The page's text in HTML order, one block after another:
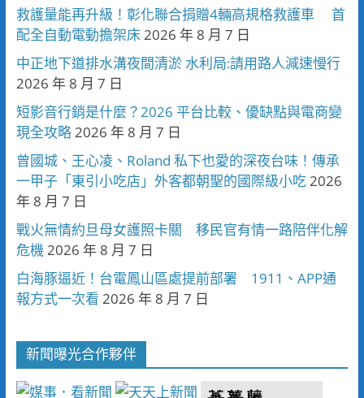
救護量能再升級！彰化聯合捐贈4輛高規格救護車 首
配全自動電動擔架床2026 年 8 月 7 日
中正地下道排水溝夜間清淤 水利局:請用路人減速慢行
2026 年 8 月 7 日
短影音行銷是什麼？2026 平台比較、優缺點與電商變
現全攻略2026 年 8 月 7 日
曾國城、王心凌、Roland 私下也愛的深夜台味！傳承
一甲子「東引小吃店」外客都朝聖的國際級小吃2026
年 8 月 7 日
戰火無情約旦母女護照卡關 移民官有情一路陪伴化解
危機2026 年 8 月 7 日
白海豚逼近！台電鳳山區處提前部署 1911、APP通
報方式一次看 2026 年 8 月 7 日
新聞曝光合作夥伴